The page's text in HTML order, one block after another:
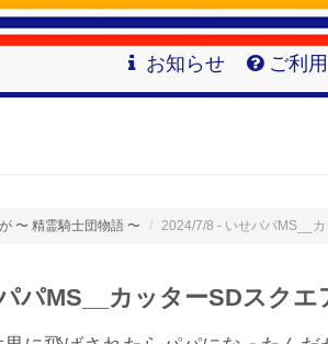
お知らせ ご利
〜 精霊騎士団物語 〜 2024/7/8 - いせパパMS__
パMS__カッターSDスクエ